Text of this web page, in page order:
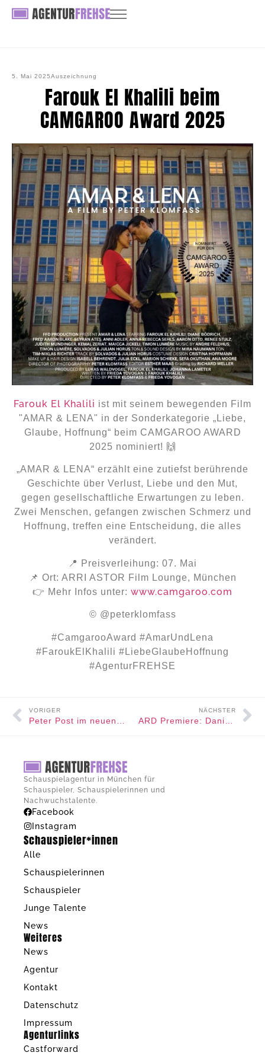
5. Mai 2025Auszeichnung
Farouk El Khalili beim
CAMGAROO Award 2025
Farouk El Khalili ist mit seinem bewegenden Film
"AMAR & LENA" in der Sonderkategorie „Liebe,
Glaube, Hoffnung“ beim CAMGAROO AWARD
2025 nominiert! 🙌
„AMAR & LENA“ erzählt eine zutiefst berührende
Geschichte über Verlust, Liebe und den Mut,
gegen gesellschaftliche Erwartungen zu leben.
Zwei Menschen, gefangen zwischen Schmerz und
Hoffnung, treffen eine Entscheidung, die alles
verändert.
📍 Preisverleihung: 07. Mai
📌 Ort: ARRI ASTOR Film Lounge, München
👉 Mehr Infos unter: www.camgaroo.com
© @peterklomfass
#CamgarooAward #AmarUndLena
#FaroukElKhalili #LiebeGlaubeHoffnung
#AgenturFREHSE
VORIGER NÄCHSTER
Schauspielagentur in München für
Schauspieler, Schauspielerinnen und
Nachwuchstalente.
Facebook
Instagram
Schauspieler*innen
Alle
Schauspielerinnen
Schauspieler
Junge Talente
News
Weiteres
News
Agentur
Kontakt
Datenschutz
Impressum
Agenturlinks
Castforward